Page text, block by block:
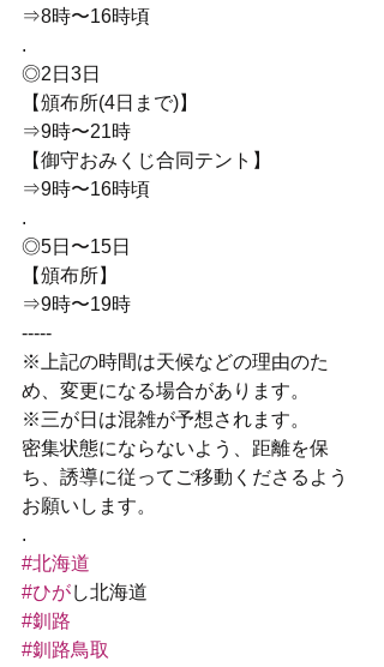
⇒8時〜16時頃
.
◎2日3日
【頒布所(4日まで)】
⇒9時〜21時
【御守おみくじ合同テント】
⇒9時〜16時頃
.
◎5日〜15日
【頒布所】
⇒9時〜19時
-----
※上記の時間は天候などの理由のた
め、変更になる場合があります。
※三が日は混雑が予想されます。
密集状態にならないよう、距離を保
ち、誘導に従ってご移動くださるよう
お願いします。
.
#北海道
#ひがし北海道
#釧路
#釧路鳥取